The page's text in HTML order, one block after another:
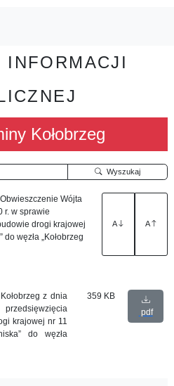
INFORMACJI
Kołobrzeg
Wyszukaj
Obwieszczenie Wójta
r. w sprawie
drogi krajowej
węzła „Kołobrzeg
A A
z dnia
krajowej nr 11
do węzła
359 KB
pdf